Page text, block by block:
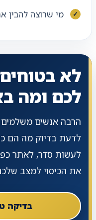
מי שרוצה להבין
לא
לכם ומה
הרבה אנשים
לדעת בדיוק מה הם
לעשות סדר, לאתר
את הכיסוי למצב
בדיקה